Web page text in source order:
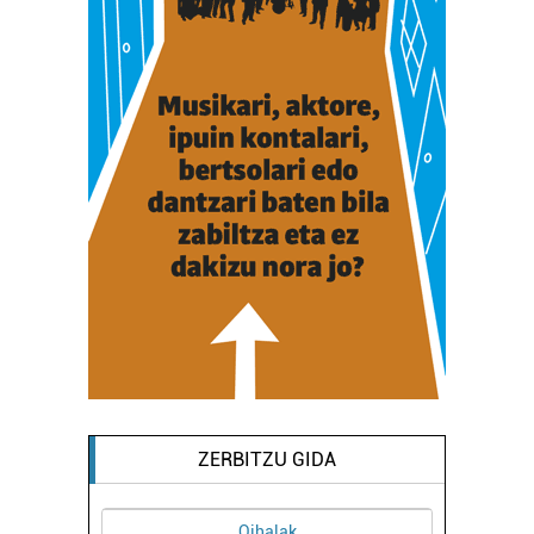
ZERBITZU GIDA